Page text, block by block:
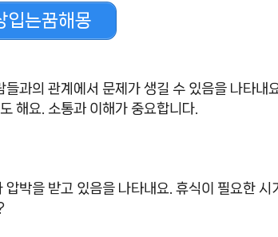
입는꿈해몽
과의 관계에서 문제가 생길 수 있음을 나타내
해요. 소통과 이해가 중요합니다.
박을 받고 있음을 나타내요. 휴식이 필요한 시